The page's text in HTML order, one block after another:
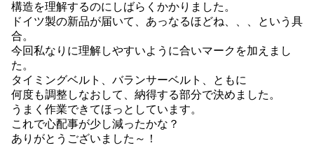
構造を理解するのにしばらくかかりました。
ドイツ製の新品が届いて、あっなるほどね、、、という具
合。
今回私なりに理解しやすいように合いマークを加えまし
た。
タイミングベルト、バランサーベルト、ともに
何度も調整しなおして、納得する部分で決めました。
うまく作業できてほっとしています。
これで心配事が少し減ったかな？
ありがとうございました～！